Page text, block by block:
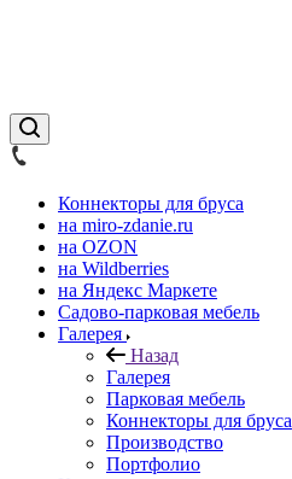
Коннекторы для бруса
на miro-zdanie.ru
на OZON
на Wildberries
на Яндекс Маркете
Садово-парковая мебель
Галерея
Назад
Галерея
Парковая мебель
Коннекторы для бруса
Производство
Портфолио